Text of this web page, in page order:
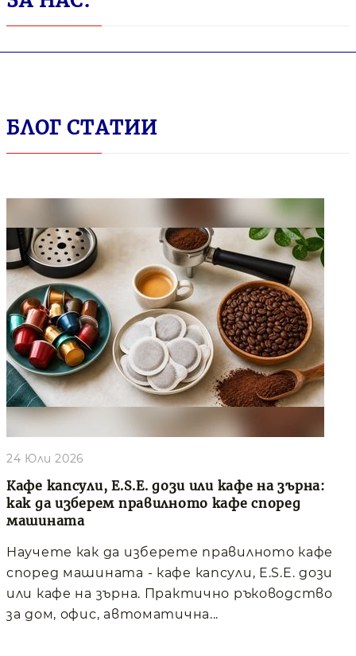
БЛОГ СТАТИИ
Кафе капсули, E.S.E. дози или кафе на зърна:
как да изберем правилното кафе според
машината
24 Юли 2026
Научете как да изберете правилното кафе
според машината - кафе капсули, E.S.E. дози
или кафе на зърна. Практично ръководство
за дом, офис, автоматична...